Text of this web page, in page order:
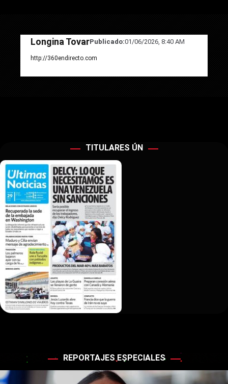
Longina TovarPublicado:01/06/2026, 8:40 AM
http://360endirecto.com
TITULARES ÚN
REPORTAJES ESPECIALES